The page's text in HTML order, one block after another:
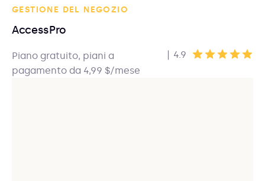
GESTIONE DEL NEGOZIO
AccessPro
Piano gratuito, piani a
pagamento da 4,99 $/mese
| 4.9